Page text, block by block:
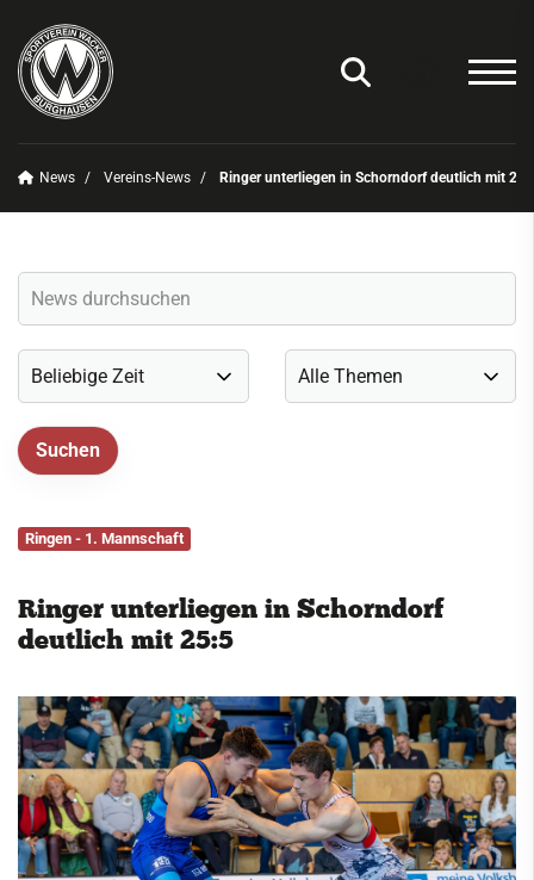
News Vereins-News Ringer unterliegen in Schorndorf deutlich mit
Ringen - 1. Mannschaft
Ringer unterliegen in Schorndorf
deutlich mit 25:5
Vereins-News
Vereins-App/Vereinszeitung
Onlineshop
Sportdeutschland-News
Kontakt